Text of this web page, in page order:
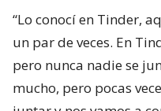
“Lo conocí en Tinder,
un par de veces. En
pero nunca nadie se
mucho, pero pocas